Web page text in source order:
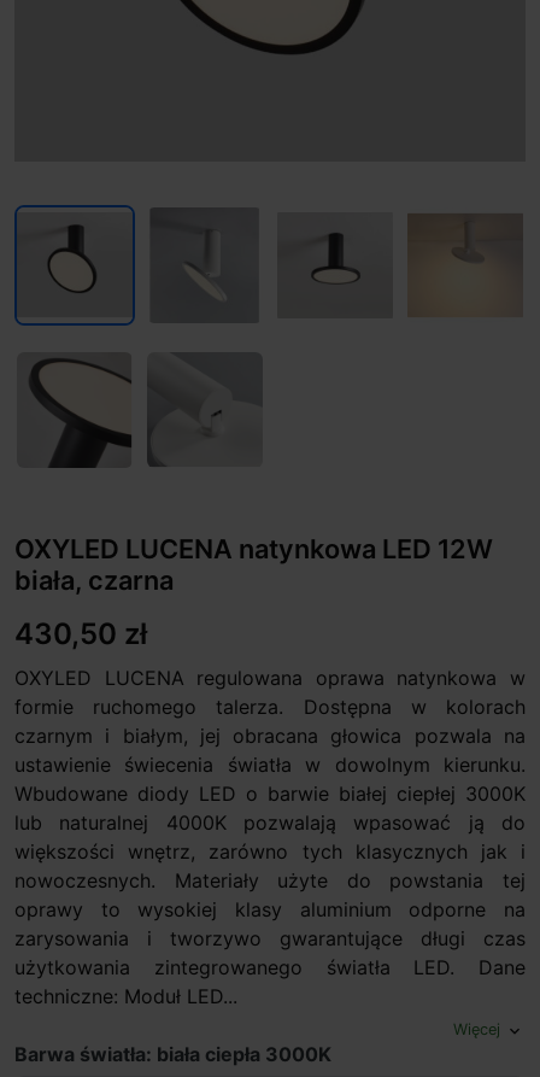
OXYLED LUCENA natynkowa LED 12W
biała, czarna
430,50 zł
OXYLED LUCENA regulowana oprawa natynkowa w
formie ruchomego talerza. Dostępna w kolorach
czarnym i białym, jej obracana głowica pozwala na
ustawienie świecenia światła w dowolnym kierunku.
Wbudowane diody LED o barwie białej ciepłej 3000K
lub naturalnej 4000K pozwalają wpasować ją do
większości wnętrz, zarówno tych klasycznych jak i
nowoczesnych. Materiały użyte do powstania tej
oprawy to wysokiej klasy aluminium odporne na
zarysowania i tworzywo gwarantujące długi czas
użytkowania zintegrowanego światła LED. Dane
techniczne: Moduł LED...
Więcej expand_more
Barwa światła: biała ciepła 3000K